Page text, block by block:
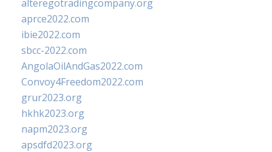
alteregotradingcompany.org
aprce2022.com
ibie2022.com
sbcc-2022.com
AngolaOilAndGas2022.com
Convoy4Freedom2022.com
grur2023.org
hkhk2023.org
napm2023.org
apsdfd2023.org